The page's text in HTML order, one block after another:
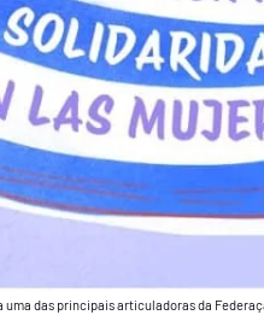
das principais articuladoras da